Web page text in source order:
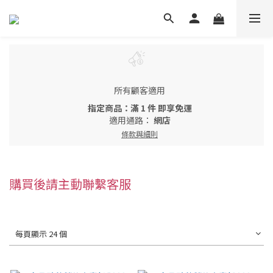
所有顧客適用
指定商品：滿 1 件 即享免運
適用通路： 網店
條款與細則
購買後請主動聯繫客服
每頁顯示 24 個